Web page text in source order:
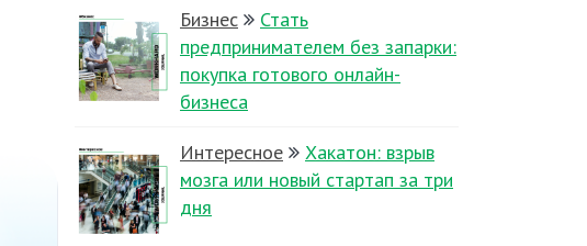
Бизнес
Стать
предпринимателем без запарки:
покупка готового онлайн-
бизнеса
Интересное
Хакатон: взрыв
мозга или новый стартап за три
дня